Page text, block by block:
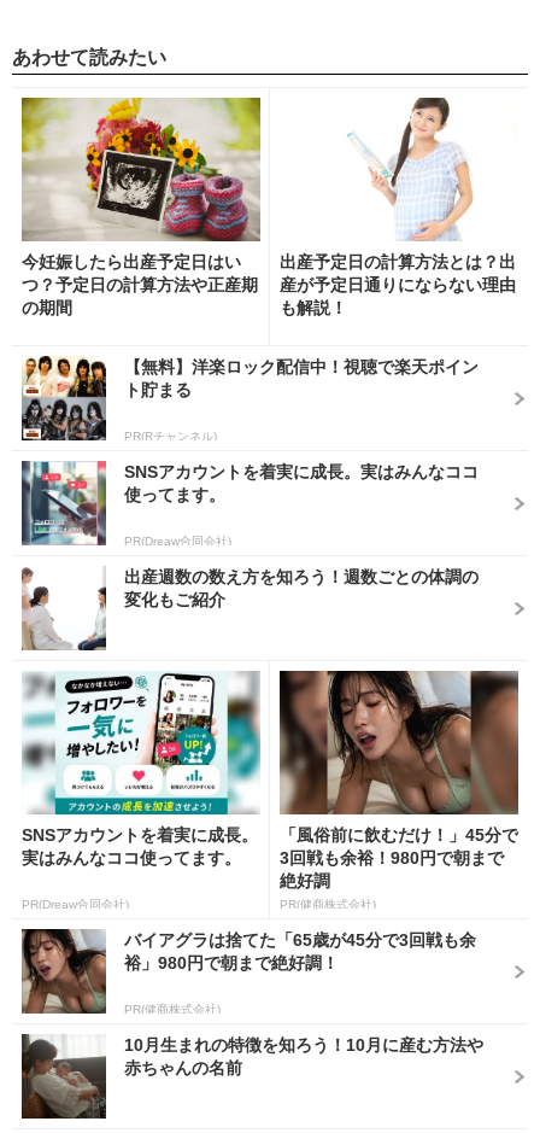
あわせて読みたい
今妊娠したら出産予定日はい
つ？予定日の計算方法や正産期
の期間
出産予定日の計算方法とは？出
産が予定日通りにならない理由
も解説！
【無料】洋楽ロック配信中！視聴で楽天ポイン
ト貯まる
PR(Rチャンネル)
SNSアカウントを着実に成長。実はみんなココ
使ってます。
PR(Dreaw合同会社)
出産週数の数え方を知ろう！週数ごとの体調の
変化もご紹介
SNSアカウントを着実に成長。
実はみんなココ使ってます。
PR(Dreaw合同会社)
「風俗前に飲むだけ！」45分で
3回戦も余裕！980円で朝まで
絶好調
PR(健商株式会社)
バイアグラは捨てた「65歳が45分で3回戦も余
裕」980円で朝まで絶好調！
PR(健商株式会社)
10月生まれの特徴を知ろう！10月に産む方法や
赤ちゃんの名前